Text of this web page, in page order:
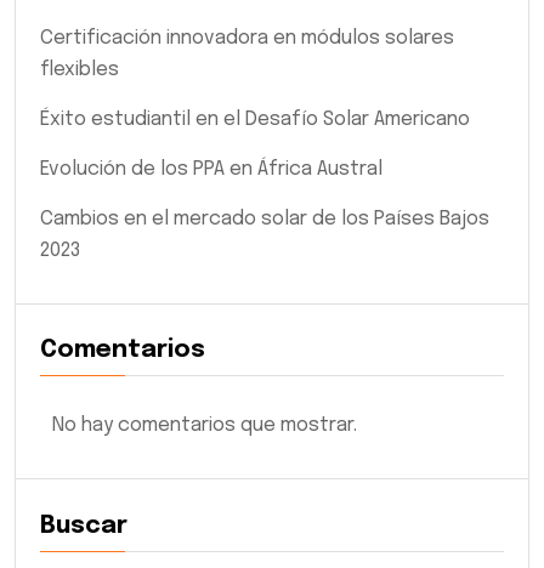
Certificación innovadora en módulos solares
flexibles
Éxito estudiantil en el Desafío Solar Americano
Evolución de los PPA en África Austral
Cambios en el mercado solar de los Países Bajos
2023
Comentarios
No hay comentarios que mostrar.
Buscar